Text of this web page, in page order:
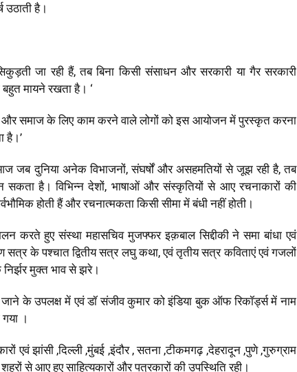
उठाती है।
जा रही हैं, तब बिना किसी संसाधन और सरकारी या गैर सरकारी
मायने रखता है। ‘
और समाज के लिए काम करने वाले लोगों को इस आयोजन में पुरस्कृत करना
है।’
जब दुनिया अनेक विभाजनों, संघर्षों और असहमतियों से जूझ रही है, तब
सकता है। विभिन्न देशों, भाषाओं और संस्कृतियों से आए रचनाकारों की
होती हैं और रचनात्मकता किसी सीमा में बंधी नहीं होती।
करते हुए संस्था महासचिव मुजफ्फर इक़बाल सिद्दीकी ने समा बांधा एवं
के पश्चात द्वितीय सत्र लघु कथा, एवं तृतीय सत्र कविताएं एवं गजलों
मुक्त भाव से झरे।
के उपलक्ष में एवं डॉ संजीव कुमार को इंडिया बुक ऑफ रिकॉर्ड्स में नाम
।
एवं झांसी ,दिल्ली ,मुंबई ,इंदौर , सतना ,टीकमगढ़ ,देहरादून ,पुणे ,गुरुग्राम
शहरों से आए हुए साहित्यकारों और पत्रकारों की उपस्थिति रही।